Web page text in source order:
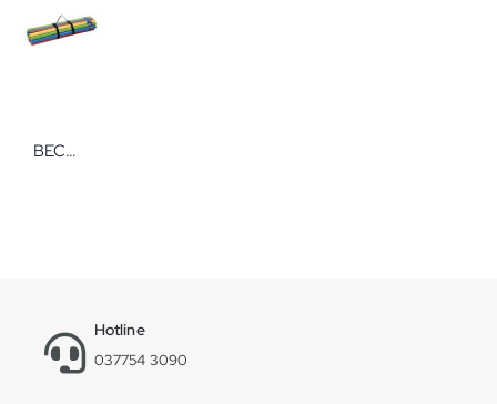
BECO Carrying Belt Tragegurt für Pool-Noodle verstellbar
Hotline
037754 3090